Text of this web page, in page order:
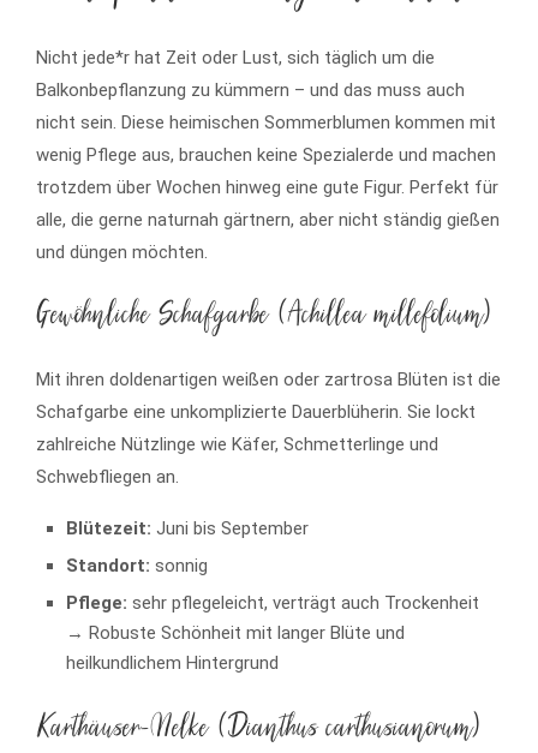
Nicht jede*r hat Zeit oder Lust, sich täglich um die
Balkonbepflanzung zu kümmern – und das muss auch
nicht sein. Diese heimischen Sommerblumen kommen mit
wenig Pflege aus, brauchen keine Spezialerde und machen
trotzdem über Wochen hinweg eine gute Figur. Perfekt für
alle, die gerne naturnah gärtnern, aber nicht ständig gießen
und düngen möchten.
Gewöhnliche Schafgarbe (Achillea millefolium)
Mit ihren doldenartigen weißen oder zartrosa Blüten ist die
Schafgarbe eine unkomplizierte Dauerblüherin. Sie lockt
zahlreiche Nützlinge wie Käfer, Schmetterlinge und
Schwebfliegen an.
Blütezeit: Juni bis September
Standort: sonnig
Pflege: sehr pflegeleicht, verträgt auch Trockenheit
→ Robuste Schönheit mit langer Blüte und
heilkundlichem Hintergrund
Karthäuser-Nelke (Dianthus carthusianorum)